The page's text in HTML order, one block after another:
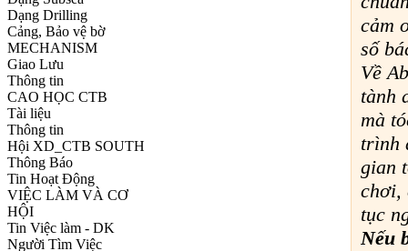
Dạng Drilling
Cảng, Bảo vệ bờ
MECHANISM
Giao Lưu
Thông tin
CAO HỌC CTB
Tài liệu
Thông tin
Hội XD_CTB SOUTH
Thông Báo
Tin Hoạt Động
VIỆC LÀM VÀ CƠ
HỘI
Tin Việc làm - DK
Người Tìm Việc
cảm
số
Về
tành
mà
trình
gian
chơi,
tục
Nếu